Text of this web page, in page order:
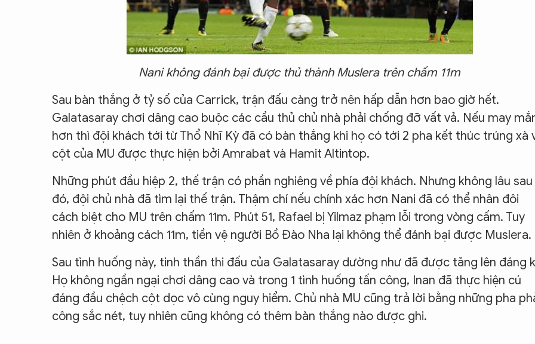
Nani không đánh bại được thủ thành Muslera trên chấm 11m
Sau bàn thắng ở tỷ số của Carrick, trận đấu càng trở nên hấp dẫn hơn bao giờ hết.
Galatasaray chơi dâng cao buộc các cầu thủ chủ nhà phải chống đỡ vất vả. Nếu may
hơn thì đội khách tới từ Thổ Nhĩ Kỳ đã có bàn thắng khi họ có tới 2 pha kết thúc trúng xà
cột của MU được thực hiện bởi Amrabat và Hamit Altintop.
Những phút đầu hiệp 2, thế trận có phần nghiêng về phía đội khách. Nhưng không lâu sau
đó, đội chủ nhà đã tìm lại thế trận. Thậm chí nếu chính xác hơn Nani đã có thể nhân đôi
cách biệt cho MU trên chấm 11m. Phút 51, Rafael bị Yilmaz phạm lỗi trong vòng cấm. Tuy
nhiên ở khoảng cách 11m, tiền vệ người Bồ Đào Nha lại không thể đánh bại được Muslera.
Sau tình huống này, tinh thần thi đấu của Galatasaray dường như đã được tăng lên đáng
Họ không ngần ngại chơi dâng cao và trong 1 tình huống tấn công, Inan đã thực hiện cú
đáng đầu chệch cột dọc vô cùng nguy hiểm. Chủ nhà MU cũng trả lời bằng những pha
công sắc nét, tuy nhiên cũng không có thêm bàn thắng nào được ghi.